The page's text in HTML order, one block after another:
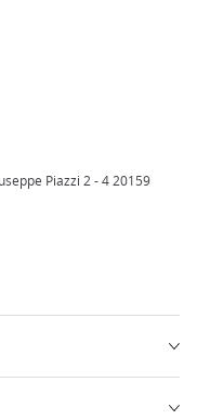
Piazzi 2 - 4 20159